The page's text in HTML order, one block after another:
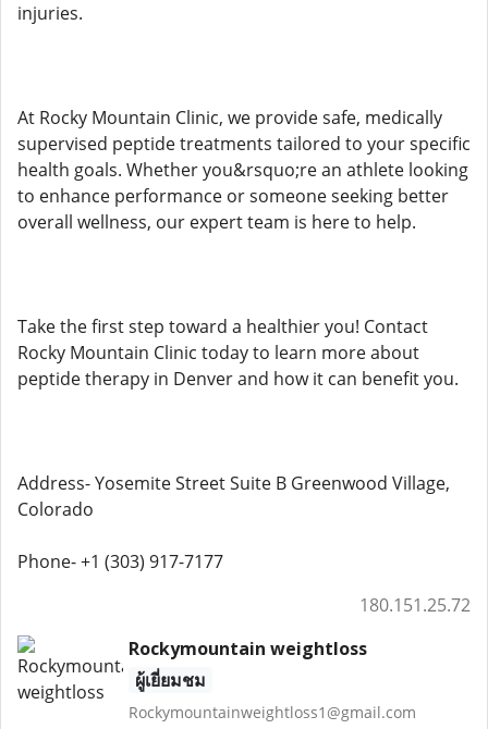
injuries.
At Rocky Mountain Clinic, we provide safe, medically
supervised peptide treatments tailored to your specific
health goals. Whether you&rsquo;re an athlete looking
to enhance performance or someone seeking better
overall wellness, our expert team is here to help.
Take the first step toward a healthier you! Contact
Rocky Mountain Clinic today to learn more about
peptide therapy in Denver and how it can benefit you.
Address- Yosemite Street Suite B Greenwood Village,
Colorado
Phone- +1 (303) 917-7177
180.151.25.72
Rockymountain weightloss
ผู้เยี่ยมชม
Rockymountainweightloss1@gmail.com